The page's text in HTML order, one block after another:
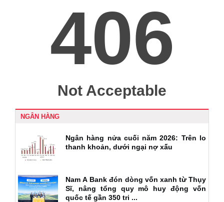
NGÂN HÀNG
Ngân hàng nửa cuối năm 2026: Trên lo
thanh khoản, dưới ngại nợ xấu
Nam A Bank đón dòng vốn xanh từ Thụy
Sĩ, nâng tổng quy mô huy động vốn
quốc tế gần 350 tri ...